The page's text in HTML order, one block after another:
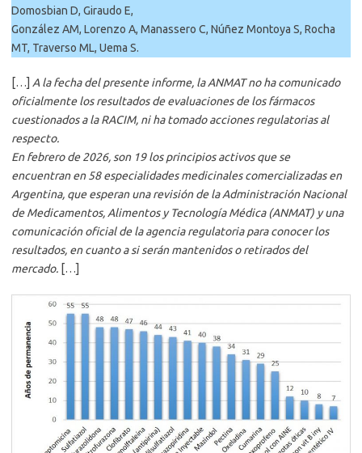
Domosbian D, Giraudo E,
González AM, Lorenzo A, Manassero C, Núñez Montoya S, Rocha
MT, Traverso ML, Uema S.
[…] A la fecha del presente informe, la ANMAT no ha comunicado
oficialmente los resultados de evaluaciones de los fármacos
cuestionados a la RACIM, ni ha tomado acciones regulatorias al
respecto.
En febrero de 2026, son 19 los principios activos que se
encuentran en 58 especialidades medicinales comercializadas en
Argentina, que esperan una revisión de la Administración Nacional
de Medicamentos, Alimentos y Tecnología Médica (ANMAT) y una
comunicación oficial de la agencia regulatoria para conocer los
resultados, en cuanto a si serán mantenidos o retirados del
mercado. […]